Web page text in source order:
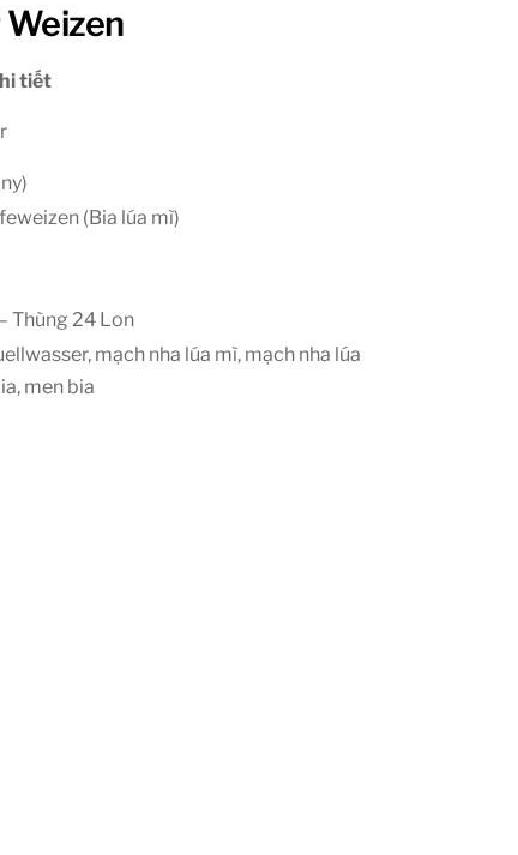
tiết
(Bia lúa mì)
Thùng 24 Lon
mạch nha lúa mì, mạch nha lúa
men bia